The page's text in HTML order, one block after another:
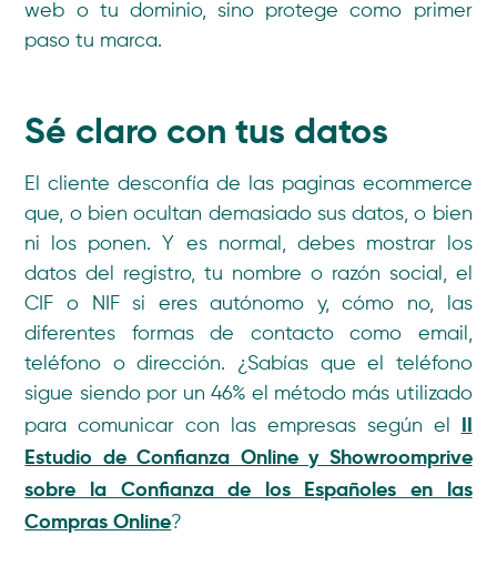
web o tu dominio, sino protege como primer
paso tu marca.
Sé claro con tus datos
El cliente desconfía de las paginas ecommerce
que, o bien ocultan demasiado sus datos, o bien
ni los ponen. Y es normal, debes mostrar los
datos del registro, tu nombre o razón social, el
CIF o NIF si eres autónomo y, cómo no, las
diferentes formas de contacto como email,
teléfono o dirección. ¿Sabías que el teléfono
sigue siendo por un 46% el método más utilizado
para comunicar con las empresas según el II
Estudio de Confianza Online y Showroomprive
sobre la Confianza de los Españoles en las
Compras Online?